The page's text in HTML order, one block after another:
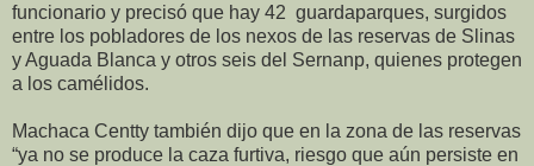
funcionario y precisó que hay 42 guardaparques, surgidos
entre los pobladores de los nexos de las reservas de Slinas
y Aguada Blanca y otros seis del Sernanp, quienes protegen
a los camélidos.
Machaca Centty también dijo que en la zona de las reservas
“ya no se produce la caza furtiva, riesgo que aún persiste en